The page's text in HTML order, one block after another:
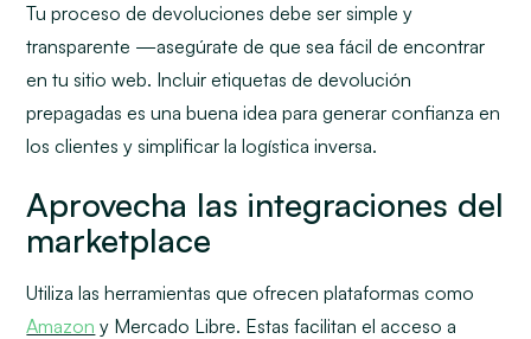
Tu proceso de devoluciones debe ser simple y
transparente —asegúrate de que sea fácil de encontrar
en tu sitio web. Incluir etiquetas de devolución
prepagadas es una buena idea para generar confianza en
los clientes y simplificar la logística inversa.
Aprovecha las integraciones del
marketplace
Utiliza las herramientas que ofrecen plataformas como
Amazon y Mercado Libre. Estas facilitan el acceso a